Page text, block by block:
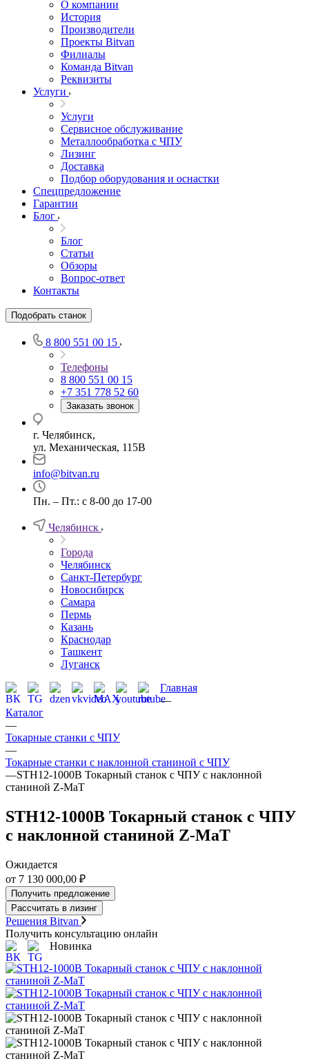
О компании
История
Производители
Проекты Bitvan
Филиалы
Команда Bitvan
Реквизиты
Услуги
Услуги
Сервисное обслуживание
Металлообработка с ЧПУ
Лизинг
Доставка
Подбор оборудования и оснастки
Спецпредложение
Гарантии
Блог
Блог
Статьи
Обзоры
Вопрос-ответ
Контакты
Подобрать станок
8 800 551 00 15
Телефоны
8 800 551 00 15
+7 351 778 52 60
Заказать звонок
г. Челябинск,
ул. Механическая, 115В
info@bitvan.ru
Пн. – Пт.: с 8-00 до 17-00
Челябинск
Города
Челябинск
Санкт-Петербург
Новосибирск
Самара
Пермь
Казань
Краснодар
Ташкент
Луганск
Главная
—
Каталог
—
Токарные станки с ЧПУ
—
Токарные станки с наклонной станиной с ЧПУ
—STH12-1000B Токарный станок с ЧПУ с наклонной
станиной Z-MaT
STH12-1000B Токарный станок с ЧПУ
с наклонной станиной Z-MaT
Ожидается
от 7 130 000,00 ₽
Получить предложение
Рассчитать в лизинг
Решения Bitvan
Получить консультацию онлайн
Новинка